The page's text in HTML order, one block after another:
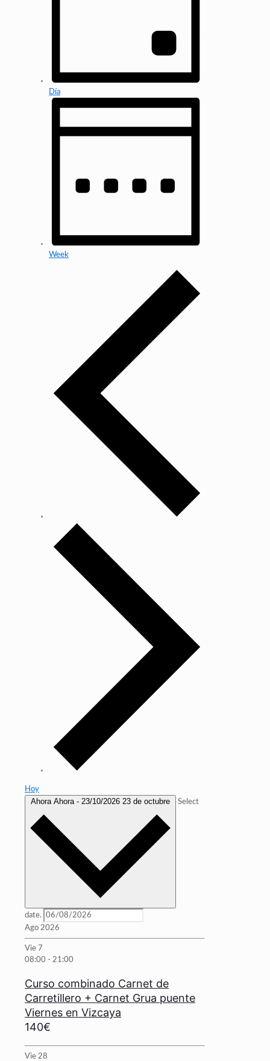
Día
Week
Hoy
Ahora Ahora - 23/10/2026 23 de octubre Select
date.
Ago 2026
Vie 7
08:00 - 21:00
Curso combinado Carnet de
Carretillero + Carnet Grua puente
Viernes en Vizcaya
140€
Vie 28